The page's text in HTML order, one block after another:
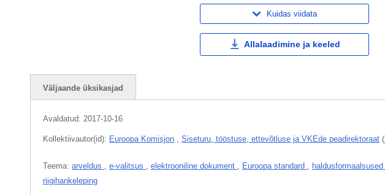
Kuidas viidata
Allalaadimine ja keeled
Väljaande üksikasjad
Avaldatud: 2017-10-16
Kollektiivautor(id): Euroopa Komisjon , Siseturu, tööstuse, ettevõtluse ja VKEde peadirektoraat (
Teema: arveldus , e-valitsus , elektrooniline dokument , Euroopa standard , haldusformaalsused
riigihankeleping